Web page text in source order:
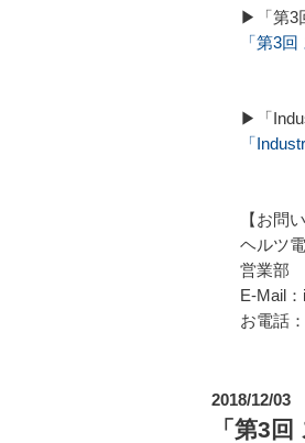
▶「第3
「第3
▶「
「
【お問
ヘルツ
営業部
E-Mail
お電話
2018/12/03
「第3